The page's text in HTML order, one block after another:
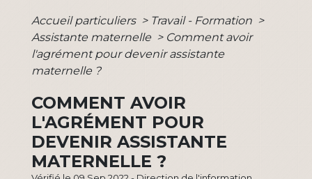
Accueil particuliers > Travail - Formation >
Assistante maternelle > Comment avoir
l'agrément pour devenir assistante
maternelle ?
COMMENT AVOIR
L'AGRÉMENT POUR
DEVENIR ASSISTANTE
MATERNELLE ?